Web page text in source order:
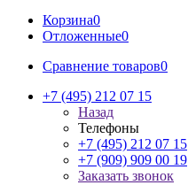
Корзина0
Отложенные0
Сравнение товаров0
+7 (495) 212 07 15
Назад
Телефоны
+7 (495) 212 07 15
+7 (909) 909 00 19
Заказать звонок